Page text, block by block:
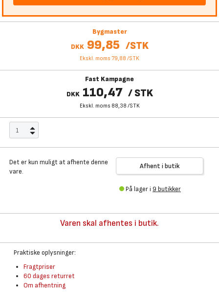
Bygmaster
DKK 99,85 /STK
Ekskl. moms 79,88 /STK
Fast Kampagne
DKK 110,47 / STK
Ekskl. moms 88,38 /STK
Det er kun muligt at afhente denne
vare.
Afhent i butik
På lager i 9 butikker
Varen skal afhentes i butik.
Praktiske oplysninger:
Fragtpriser
60 dages returret
Om afhentning